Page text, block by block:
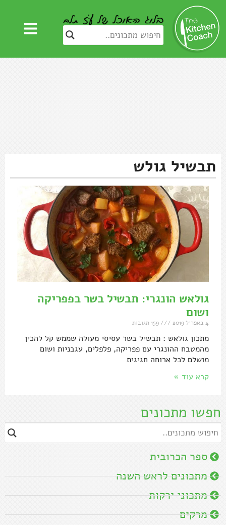
חפשו מתכונים
ספר הכרובית
מתכונים לראש השנה
מתכוני ירקות
מרקים
תבשיל גולש
גולאש הונגרי: תבשיל בשר בפפריקה
ושום
4 באפריל 2019
מתכון גולאש : תבשיל בשר עסיסי מעולה שממש קל להכין
מהמטבח ההונגרי עם פפריקה, פלפלים, עגבניות ושום
מושלם לכל ארוחה חגיגית
קרא עוד »